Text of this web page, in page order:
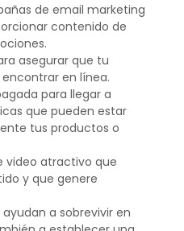
de email marketing
contenido de
asegurar que tu
en línea.
para llegar a
que pueden estar
tus productos o
video atractivo que
y que genere
a sobrevivir en